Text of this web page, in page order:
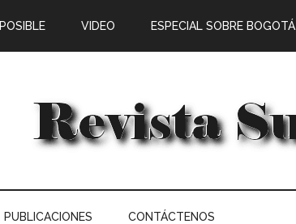
VIDEO ESPECIAL SOBRE BOGOTÁ
PUBLICACIONES CONTÁCTENOS